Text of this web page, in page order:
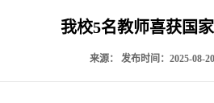
我校5名教师喜获国
来源： 发布时间：2025-08-